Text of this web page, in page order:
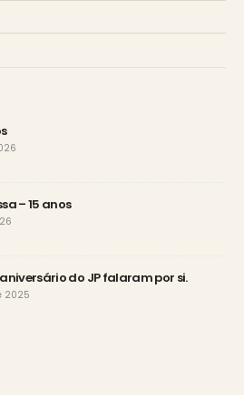
– 15 anos
do JP falaram por si.
2025